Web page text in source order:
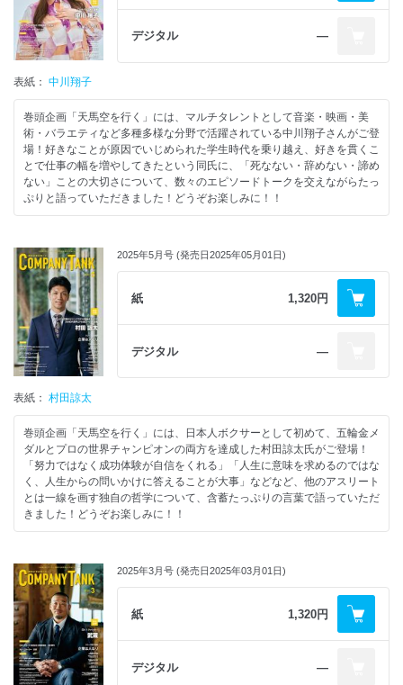
デジタル ―
表紙： 中川翔子
巻頭企画「天馬空を行く」には、マルチタレントとして音楽・映画・美
術・バラエティなど多種多様な分野で活躍されている中川翔子さんがご登
場！好きなことが原因でいじめられた学生時代を乗り越え、好きを貫くこ
とで仕事の幅を増やしてきたという同氏に、「死なない・辞めない・諦め
ない」ことの大切さについて、数々のエピソードトークを交えながらたっ
ぷりと語っていただきました！どうぞお楽しみに！！
2025年5月号 (発売日2025年05月01日)
紙 1,320円
デジタル ―
表紙： 村田諒太
巻頭企画「天馬空を行く」には、日本人ボクサーとして初めて、五輪金メ
ダルとプロの世界チャンピオンの両方を達成した村田諒太氏がご登場！
「努力ではなく成功体験が自信をくれる」「人生に意味を求めるのではな
く、人生からの問いかけに答えることが大事」などなど、他のアスリート
とは一線を画す独自の哲学について、含蓄たっぷりの言葉で語っていただ
きました！どうぞお楽しみに！！
2025年3月号 (発売日2025年03月01日)
紙 1,320円
デジタル ―